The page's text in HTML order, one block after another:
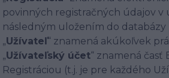
povinných registračných údajov
následným uložením do databázy
„Užívateľ“ znamená akúkoľvek
„Užívateľský účet“ znamená
Registráciou (t.j. je pre každého